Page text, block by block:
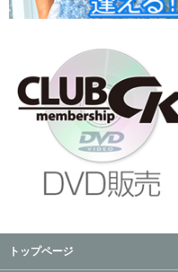
トップページ